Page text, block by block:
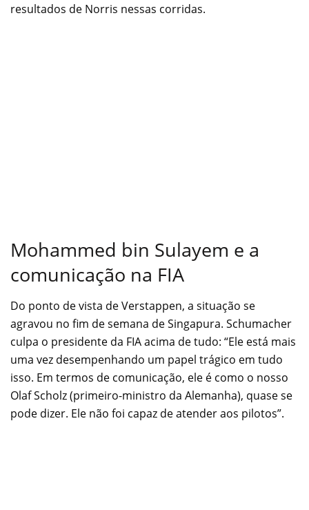
resultados de Norris nessas corridas.
Mohammed bin Sulayem e a
comunicação na FIA
Do ponto de vista de Verstappen, a situação se
agravou no fim de semana de Singapura. Schumacher
culpa o presidente da FIA acima de tudo: “Ele está mais
uma vez desempenhando um papel trágico em tudo
isso. Em termos de comunicação, ele é como o nosso
Olaf Scholz (primeiro-ministro da Alemanha), quase se
pode dizer. Ele não foi capaz de atender aos pilotos”.